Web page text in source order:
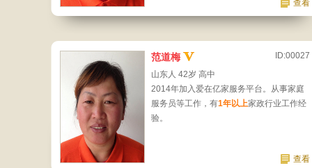
查看
范道梅
ID:00027
山东人 42岁 高中
2014年加入爱在亿家服务平台。从事家庭
服务员等工作，有1年以上家政行业工作经
验。
查看